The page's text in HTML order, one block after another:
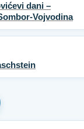
dani –
Vojvodina